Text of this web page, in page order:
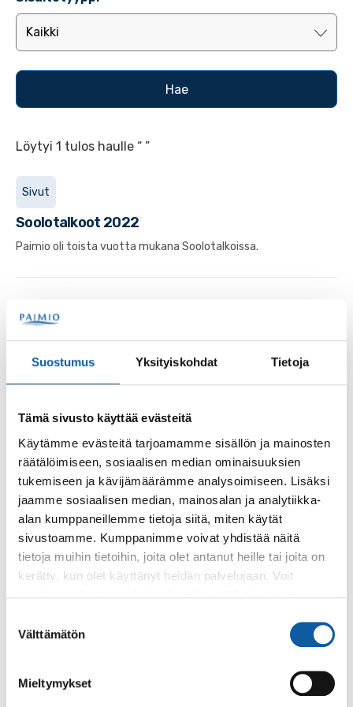
Suostumus Yksityiskohdat Tietoja
Tämä sivusto käyttää evästeitä
Käytämme evästeitä tarjoamamme sisällön ja mainosten
räätälöimiseen, sosiaalisen median ominaisuuksien
tukemiseen ja kävijämäärämme analysoimiseen. Lisäksi
jaamme sosiaalisen median, mainosalan ja analytiikka-
alan kumppaneillemme tietoja siitä, miten käytät
sivustoamme. Kumppanimme voivat yhdistää näitä
tietoja muihin tietoihin, joita olet antanut heille tai joita on
kerätty, kun olet käyttänyt heidän palvelujaan. Voit
valinta
Välttämätön
Mieltymykset
Löytyi 1 tulos haulle “ ”
Sivut
Soolotalkoot 2022
Paimio oli toista vuotta mukana Soolotalkoissa.
Palaute
Käyntiosoite: Vistantie 18
Postiosoite: PL 50, 21531 PAIMIO
Vaihde: (02) 474 511
Sähköposti:paimio.kaupunki@paimio.fi